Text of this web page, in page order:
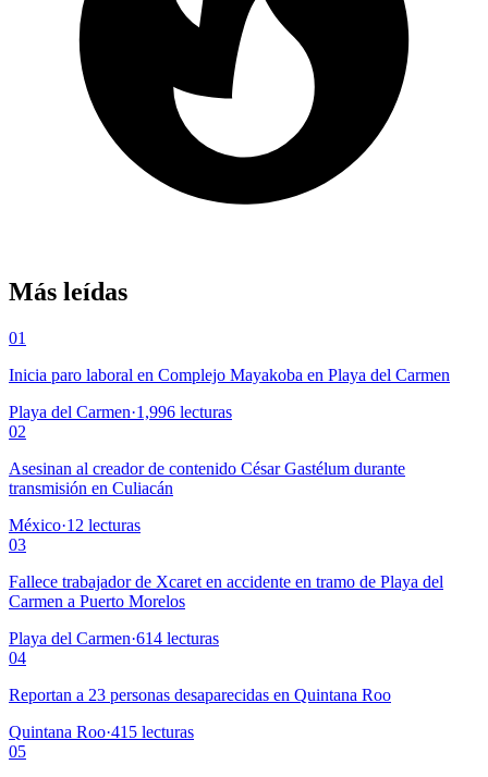
Más leídas
01
Inicia paro laboral en Complejo Mayakoba en Playa del Carmen
Playa del Carmen·1,996 lecturas
02
Asesinan al creador de contenido César Gastélum durante
transmisión en Culiacán
México·12 lecturas
03
Fallece trabajador de Xcaret en accidente en tramo de Playa del
Carmen a Puerto Morelos
Playa del Carmen·614 lecturas
04
Reportan a 23 personas desaparecidas en Quintana Roo
Quintana Roo·415 lecturas
05